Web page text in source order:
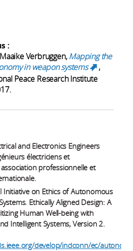
:
Verbruggen,Mapping the
in weapon systems
(link
is
,
Peace Research Institute
and Electronics Engineers
électriciens et
professionnelle et
Initiative on Ethics of Autonomous
Ethically Aligned Design: A
Human Well-being with
Intelligent Systems, Version 2.
develop/indconn/ec/